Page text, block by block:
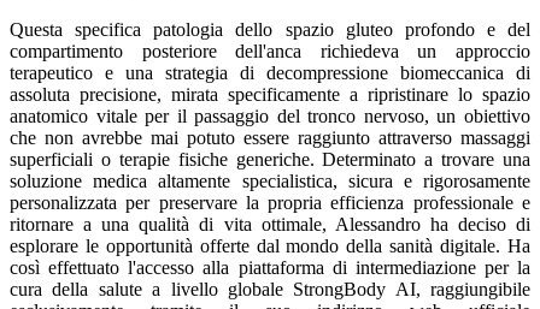
Questa specifica patologia dello spazio gluteo profondo e del
compartimento posteriore dell'anca richiedeva un approccio
terapeutico e una strategia di decompressione biomeccanica di
assoluta precisione, mirata specificamente a ripristinare lo spazio
anatomico vitale per il passaggio del tronco nervoso, un obiettivo
che non avrebbe mai potuto essere raggiunto attraverso massaggi
superficiali o terapie fisiche generiche. Determinato a trovare una
soluzione medica altamente specialistica, sicura e rigorosamente
personalizzata per preservare la propria efficienza professionale e
ritornare a una qualità di vita ottimale, Alessandro ha deciso di
esplorare le opportunità offerte dal mondo della sanità digitale. Ha
così effettuato l'accesso alla piattaforma di intermediazione per la
cura della salute a livello globale StrongBody AI, raggiungibile